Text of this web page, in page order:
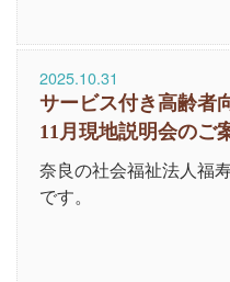
2025.10.31
サービス付き高齢者
11月現地説明会のご
奈良の社会福祉法人福
です。